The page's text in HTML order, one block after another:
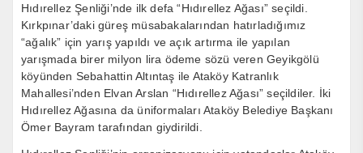
Hıdırellez Şenliği’nde ilk defa “Hıdırellez Ağası” seçildi.
Kırkpınar’daki güreş müsabakalarından hatırladığımız
“ağalık” için yarış yapıldı ve açık artırma ile yapılan
yarışmada birer milyon lira ödeme sözü veren Geyikgölü
köyünden Sebahattin Altıntaş ile Ataköy Katranlık
Mahallesi’nden Elvan Arslan “Hıdırellez Ağası” seçildiler. İki
Hıdırellez Ağasına da üniformaları Ataköy Belediye Başkanı
Ömer Bayram tarafından giydirildi.